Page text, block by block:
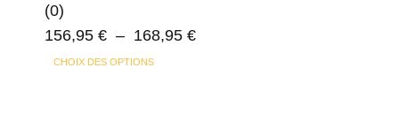
du
(0)
156,95 € – 168,95 €Plage
CHOIX DES OPTIONSCe